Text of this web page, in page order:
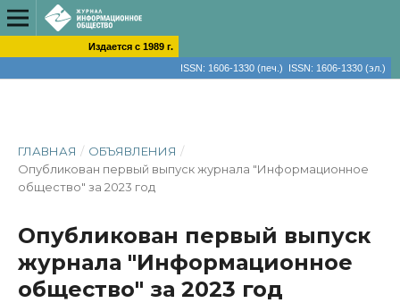
Издается с 1989 г.
ISSN: 1606-1330 (печ.) ISSN: 1606-1330 (эл.)
ГЛАВНАЯ / ОБЪЯВЛЕНИЯ /
Опубликован первый выпуск журнала "Информационное
общество" за 2023 год
Опубликован первый выпуск
журнала "Информационное
общество" за 2023 год